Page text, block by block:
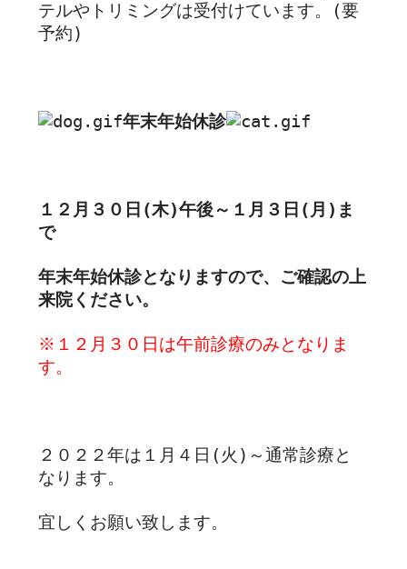
テルやトリミングは受付けています。(要
予約)
年末年始休診
１２月３０日(木)午後～１月３日(月)ま
で
年末年始休診となりますので、ご確認の上
来院ください。
※１２月３０日は午前診療のみとなりま
す。
２０２２年は１月４日(火)～通常診療と
なります。
宜しくお願い致します。